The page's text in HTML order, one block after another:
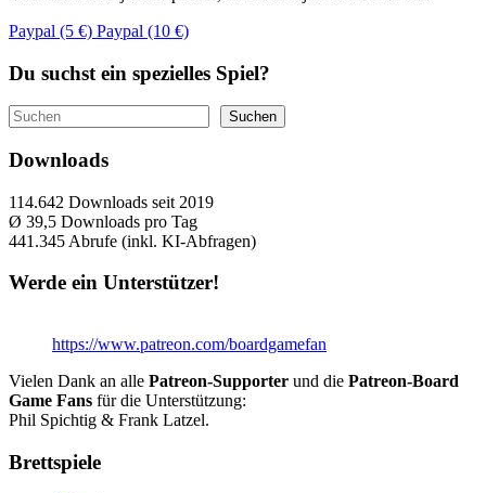
Paypal (5 €) Paypal (10 €)
Du suchst ein spezielles Spiel?
Suchen Suchen
Downloads
114.642 Downloads seit 2019
Ø 39,5 Downloads pro Tag
441.345 Abrufe (inkl. KI-Abfragen)
Werde ein Unterstützer!
https://www.patreon.com/boardgamefan
Vielen Dank an alle Patreon-Supporter und die Patreon-Board
Game Fans für die Unterstützung:
Phil Spichtig & Frank Latzel.
Brettspiele